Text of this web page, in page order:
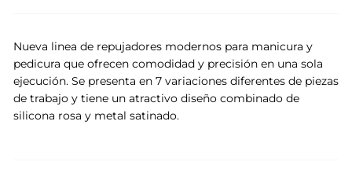
Nueva linea de repujadores modernos para manicura y
pedicura que ofrecen comodidad y precisión en una sola
ejecución. Se presenta en 7 variaciones diferentes de piezas
de trabajo y tiene un atractivo diseño combinado de
silicona rosa y metal satinado.